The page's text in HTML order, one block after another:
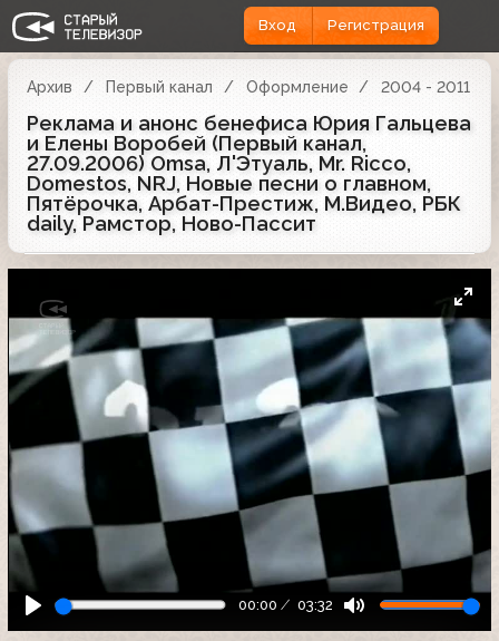
Вход Регистрация
Архив Первый канал Оформление 2004 - 2011
Реклама и анонс бенефиса Юрия Гальцева
и Елены Воробей (Первый канал,
27.09.2006) Omsa, Л'Этуаль, Mr. Ricco,
Domestos, NRJ, Новые песни о главном,
Пятёрочка, Арбат-Престиж, М.Видео, РБК
daily, Рамстор, Ново-Пассит
00:00 03:32